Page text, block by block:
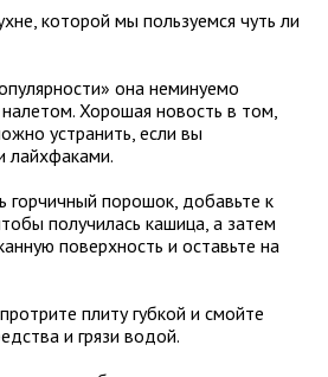
которой мы пользуемся чуть ли
она неминуемо
Хорошая новость в том,
устранить, если вы
лайхфаками.
горчичный порошок, добавьте к
получилась кашица, а затем
поверхность и оставьте на
плиту губкой и смойте
и грязи водой.